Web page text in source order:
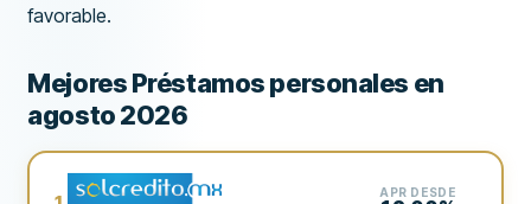
favorable.
Mejores Préstamos personales en
agosto 2026
APR DESDE